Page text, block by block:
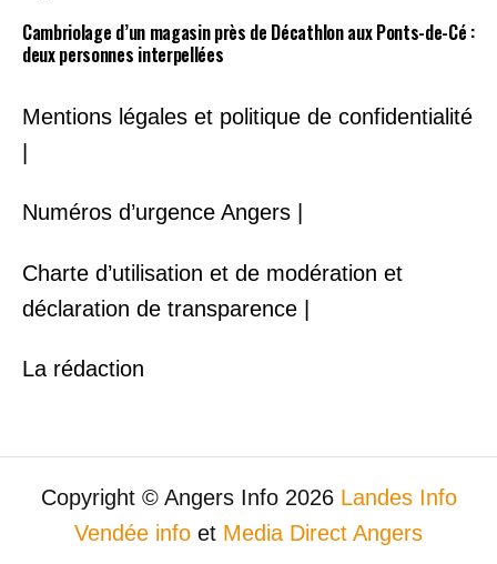
Cambriolage d’un magasin près de Décathlon aux Ponts-de-Cé :
deux personnes interpellées
Mentions légales et politique de confidentialité
Numéros d’urgence Angers |
Charte d’utilisation et de modération et
déclaration de transparence |
La rédaction
Copyright © Angers Info 2026 Landes Info
Vendée info et Media Direct Angers